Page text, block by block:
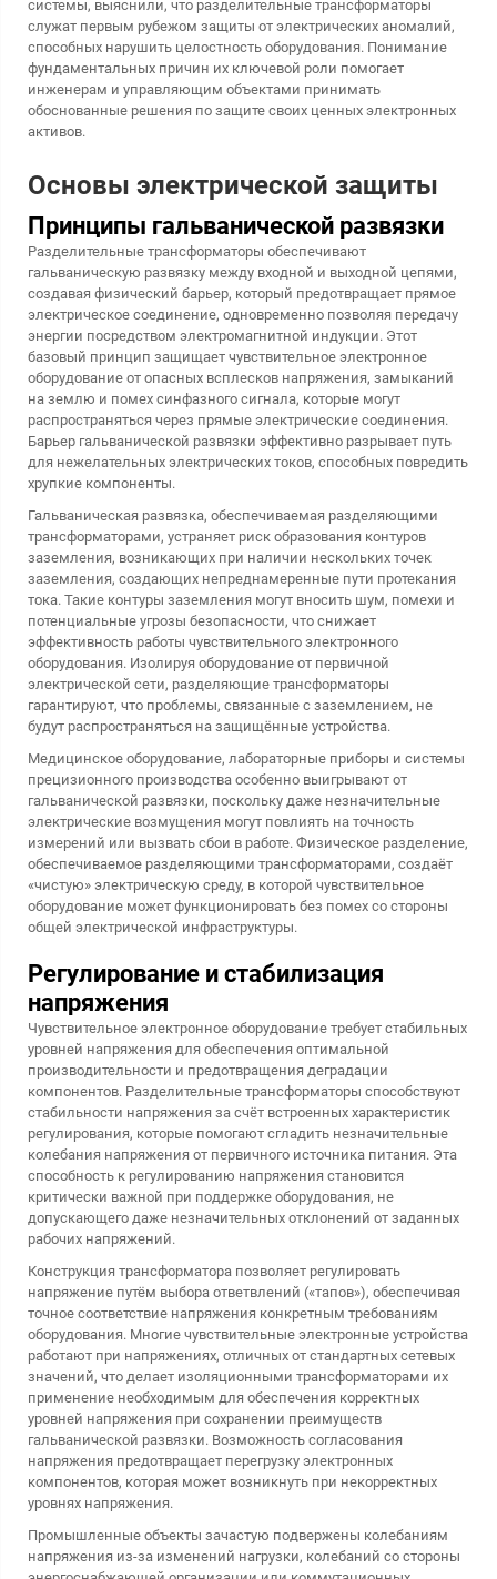
системы, выяснили, что разделительные трансформаторы
служат первым рубежом защиты от электрических аномалий,
способных нарушить целостность оборудования. Понимание
фундаментальных причин их ключевой роли помогает
инженерам и управляющим объектами принимать
обоснованные решения по защите своих ценных электронных
активов.
Основы электрической защиты
Принципы гальванической развязки
Разделительные трансформаторы обеспечивают
гальваническую развязку между входной и выходной цепями,
создавая физический барьер, который предотвращает прямое
электрическое соединение, одновременно позволяя передачу
энергии посредством электромагнитной индукции. Этот
базовый принцип защищает чувствительное электронное
оборудование от опасных всплесков напряжения, замыканий
на землю и помех синфазного сигнала, которые могут
распространяться через прямые электрические соединения.
Барьер гальванической развязки эффективно разрывает путь
для нежелательных электрических токов, способных повредить
хрупкие компоненты.
Гальваническая развязка, обеспечиваемая разделяющими
трансформаторами, устраняет риск образования контуров
заземления, возникающих при наличии нескольких точек
заземления, создающих непреднамеренные пути протекания
тока. Такие контуры заземления могут вносить шум, помехи и
потенциальные угрозы безопасности, что снижает
эффективность работы чувствительного электронного
оборудования. Изолируя оборудование от первичной
электрической сети, разделяющие трансформаторы
гарантируют, что проблемы, связанные с заземлением, не
будут распространяться на защищённые устройства.
Медицинское оборудование, лабораторные приборы и системы
прецизионного производства особенно выигрывают от
гальванической развязки, поскольку даже незначительные
электрические возмущения могут повлиять на точность
измерений или вызвать сбои в работе. Физическое разделение,
обеспечиваемое разделяющими трансформаторами, создаёт
«чистую» электрическую среду, в которой чувствительное
оборудование может функционировать без помех со стороны
общей электрической инфраструктуры.
Регулирование и стабилизация
напряжения
Чувствительное электронное оборудование требует стабильных
уровней напряжения для обеспечения оптимальной
производительности и предотвращения деградации
компонентов. Разделительные трансформаторы способствуют
стабильности напряжения за счёт встроенных характеристик
регулирования, которые помогают сгладить незначительные
колебания напряжения от первичного источника питания. Эта
способность к регулированию напряжения становится
критически важной при поддержке оборудования, не
допускающего даже незначительных отклонений от заданных
рабочих напряжений.
Конструкция трансформатора позволяет регулировать
напряжение путём выбора ответвлений («тапов»), обеспечивая
точное соответствие напряжения конкретным требованиям
оборудования. Многие чувствительные электронные устройства
работают при напряжениях, отличных от стандартных сетевых
значений, что делает изоляционными трансформаторами их
применение необходимым для обеспечения корректных
уровней напряжения при сохранении преимуществ
гальванической развязки. Возможность согласования
напряжения предотвращает перегрузку электронных
компонентов, которая может возникнуть при некорректных
уровнях напряжения.
Промышленные объекты зачастую подвержены колебаниям
напряжения из-за изменений нагрузки, колебаний со стороны